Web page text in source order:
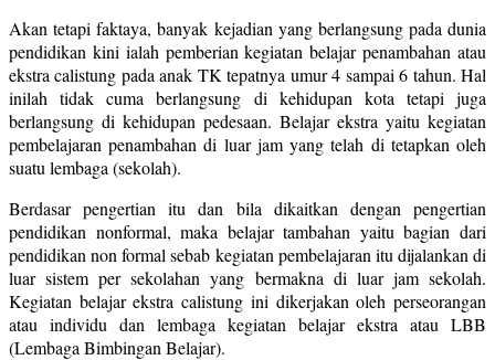
Akan tetapi faktaya, banyak kejadian yang berlangsung pada dunia
pendidikan kini ialah pemberian kegiatan belajar penambahan atau
ekstra calistung pada anak TK tepatnya umur 4 sampai 6 tahun. Hal
inilah tidak cuma berlangsung di kehidupan kota tetapi juga
berlangsung di kehidupan pedesaan. Belajar ekstra yaitu kegiatan
pembelajaran penambahan di luar jam yang telah di tetapkan oleh
suatu lembaga (sekolah).
Berdasar pengertian itu dan bila dikaitkan dengan pengertian
pendidikan nonformal, maka belajar tambahan yaitu bagian dari
pendidikan non formal sebab kegiatan pembelajaran itu dijalankan di
luar sistem per sekolahan yang bermakna di luar jam sekolah.
Kegiatan belajar ekstra calistung ini dikerjakan oleh perseorangan
atau individu dan lembaga kegiatan belajar ekstra atau LBB
(Lembaga Bimbingan Belajar).